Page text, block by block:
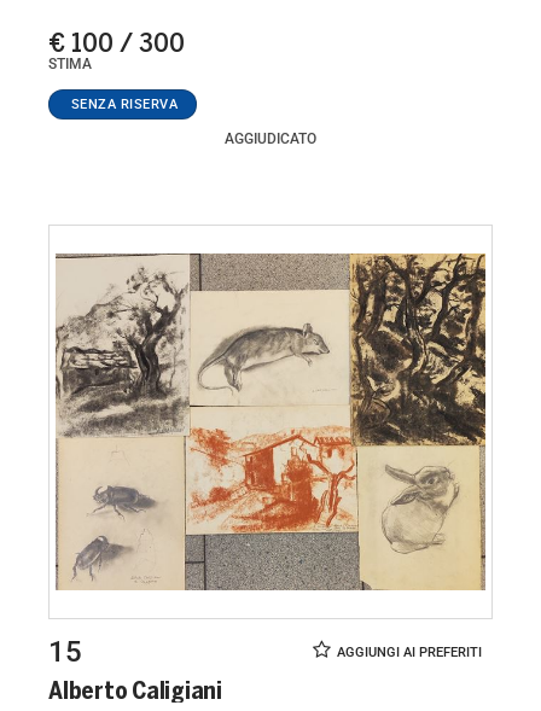
€ 100 / 300
STIMA
AGGIUDICATO
15
Alberto Caligiani